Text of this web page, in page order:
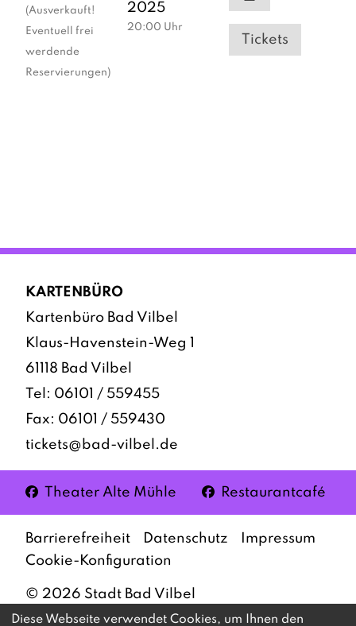
(Ausverkauft!
Eventuell frei
werdende
Reservierungen)
2025
20:00 Uhr
Tickets
KARTENBÜRO
Kartenbüro Bad Vilbel
Klaus-Havenstein-Weg 1
61118 Bad Vilbel
Tel: 06101 / 559455
Fax: 06101 / 559430
tickets@bad-vilbel.de
Facebook
Theater Alte Mühle Facebook
Restaurantcafé
© 2026 Stadt Bad Vilbel
Barrierefreiheit Datenschutz
Impressum
Cookie-Konfiguration
Diese Webseite verwendet Cookies, um Ihnen den